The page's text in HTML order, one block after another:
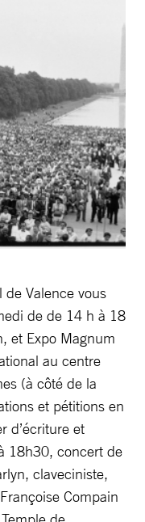
de Valence vous
de de 14 h à 18
et Expo Magnum
au centre
(à côté de la
et pétitions en
d’écriture et
18h30, concert de
claveciniste,
Compain